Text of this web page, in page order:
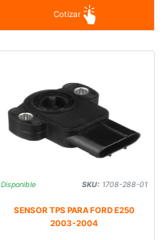
Cotizar
Disponible SKU: 1708-288-01
SENSOR TPS PARA FORD E250
2003-2004